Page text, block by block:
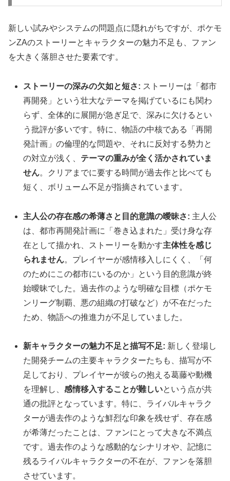
新しい試みやシステムの問題点に隠れがちですが、ポケモ
ンZAのストーリーとキャラクターの魅力不足も、ファン
を大きく落胆させた要素です。
ストーリーの深みの欠如と短さ: ストーリーは「都市
再開発」という壮大なテーマを掲げているにも関わ
らず、全体的に展開が急ぎ足で、深みに欠けるとい
う批評が多いです。特に、物語の中核である「再開
発計画」の倫理的な問題や、それに反対する勢力と
の対立が浅く、 テーマの重みが全く活かされていま
せん。クリアまでに要する時間が過去作と比べても
短く、ボリューム不足が指摘されています。
主人公の存在感の希薄さと目的意識の曖昧さ: 主人公
は、都市再開発計画に「巻き込まれた」受け身な存
在として描かれ、ストーリーを動かす主体性を感じ
られません。プレイヤーが感情移入しにくく、「何
のためにこの都市にいるのか」という目的意識が終
始曖昧でした。過去作のような明確な目標（ポケモ
ンリーグ制覇、悪の組織の打破など）が不在だった
ため、物語への推進力が不足していました。
新キャラクターの魅力不足と描写不足: 新しく登場し
た開発チームの主要キャラクターたちも、描写が不
足しており、プレイヤーが彼らの抱える葛藤や動機
を理解し、感情移入することが難しいという点が共
通の批評となっています。特に、ライバルキャラク
ターが過去作のような鮮烈な印象を残せず、存在感
が希薄だったことは、ファンにとって大きな不満点
です。過去作のような感動的なシナリオや、記憶に
残るライバルキャラクターの不在が、ファンを落胆
させています。